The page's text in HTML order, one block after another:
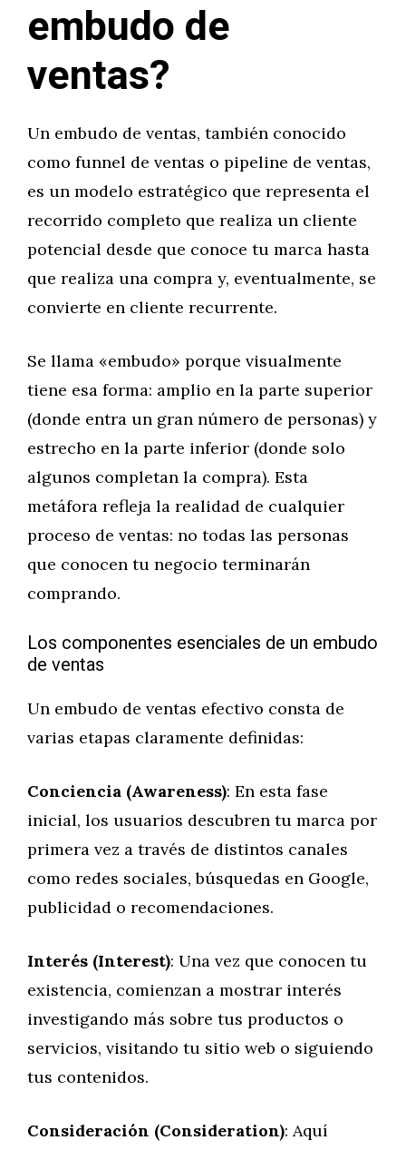
embudo de
ventas?
Un embudo de ventas, también conocido
como funnel de ventas o pipeline de ventas,
es un modelo estratégico que representa el
recorrido completo que realiza un cliente
potencial desde que conoce tu marca hasta
que realiza una compra y, eventualmente, se
convierte en cliente recurrente.
Se llama «embudo» porque visualmente
tiene esa forma: amplio en la parte superior
(donde entra un gran número de personas) y
estrecho en la parte inferior (donde solo
algunos completan la compra). Esta
metáfora refleja la realidad de cualquier
proceso de ventas: no todas las personas
que conocen tu negocio terminarán
comprando.
Los componentes esenciales de un embudo
de ventas
Un embudo de ventas efectivo consta de
varias etapas claramente definidas:
Conciencia (Awareness): En esta fase
inicial, los usuarios descubren tu marca por
primera vez a través de distintos canales
como redes sociales, búsquedas en Google,
publicidad o recomendaciones.
Interés (Interest): Una vez que conocen tu
existencia, comienzan a mostrar interés
investigando más sobre tus productos o
servicios, visitando tu sitio web o siguiendo
tus contenidos.
Consideración (Consideration): Aquí